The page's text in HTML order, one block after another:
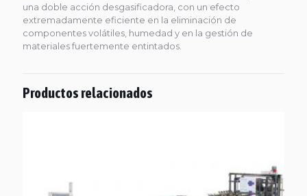
una doble acción desgasificadora, con un efecto
extremadamente eficiente en la eliminación de
componentes volátiles, humedad y en la gestión de
materiales fuertemente entintados.
Productos relacionados